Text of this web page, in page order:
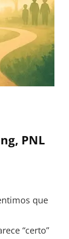
PNL
que
“certo”